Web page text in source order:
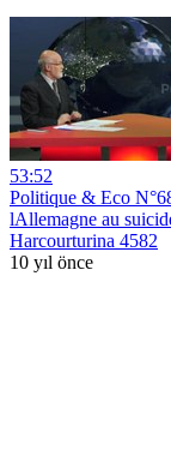
53:52
Politique & Eco
lAllemagne au
Harcourturina 4582
10 yıl önce